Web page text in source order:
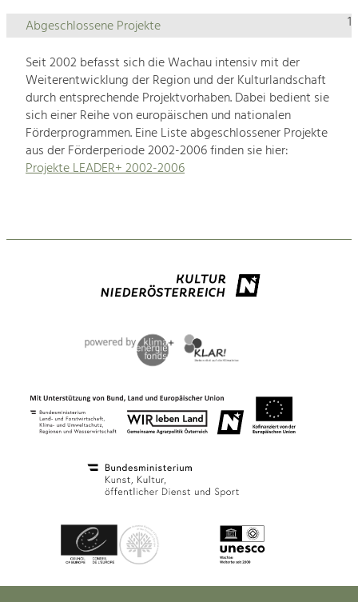
1
Abgeschlossene Projekte
Seit 2002 befasst sich die Wachau intensiv mit der
Weiterentwicklung der Region und der Kulturlandschaft
durch entsprechende Projektvorhaben. Dabei bedient sie
sich einer Reihe von europäischen und nationalen
Förderprogrammen. Eine Liste abgeschlossener Projekte
aus der Förderperiode 2002-2006 finden sie hier:
Projekte LEADER+ 2002-2006